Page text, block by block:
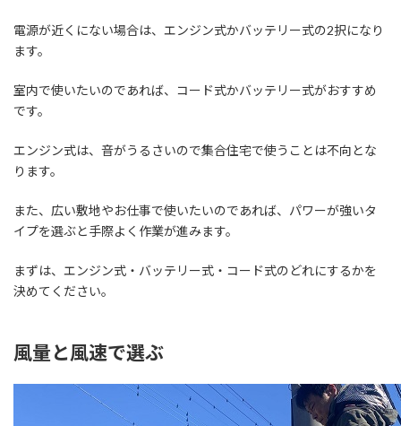
電源が近くにない場合は、エンジン式かバッテリー式の2択になり
ます。
室内で使いたいのであれば、コード式かバッテリー式がおすすめ
です。
エンジン式は、音がうるさいので集合住宅で使うことは不向とな
ります。
また、広い敷地やお仕事で使いたいのであれば、パワーが強いタ
イプを選ぶと手際よく作業が進みます。
まずは、エンジン式・バッテリー式・コード式のどれにするかを
決めてください。
風量と風速で選ぶ